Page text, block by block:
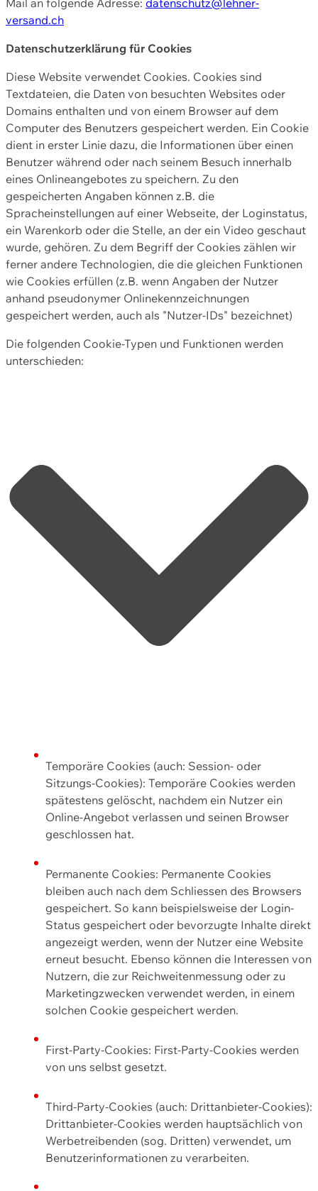
versand.ch
Datenschutzerklärung für Cookies
Diese Website verwendet Cookies. Cookies sind
Textdateien, die Daten von besuchten Websites oder
Domains enthalten und von einem Browser auf dem
Computer des Benutzers gespeichert werden. Ein Cookie
dient in erster Linie dazu, die Informationen über einen
Benutzer während oder nach seinem Besuch innerhalb
eines Onlineangebotes zu speichern. Zu den
gespeicherten Angaben können z.B. die
Spracheinstellungen auf einer Webseite, der Loginstatus,
ein Warenkorb oder die Stelle, an der ein Video geschaut
wurde, gehören. Zu dem Begriff der Cookies zählen wir
ferner andere Technologien, die die gleichen Funktionen
wie Cookies erfüllen (z.B. wenn Angaben der Nutzer
anhand pseudonymer Onlinekennzeichnungen
gespeichert werden, auch als "Nutzer-IDs" bezeichnet)
Die folgenden Cookie-Typen und Funktionen werden
unterschieden:
Temporäre Cookies (auch: Session- oder
Sitzungs-Cookies): Temporäre Cookies werden
spätestens gelöscht, nachdem ein Nutzer ein
Online-Angebot verlassen und seinen Browser
geschlossen hat.
Permanente Cookies: Permanente Cookies
bleiben auch nach dem Schliessen des Browsers
gespeichert. So kann beispielsweise der Login-
Status gespeichert oder bevorzugte Inhalte direkt
angezeigt werden, wenn der Nutzer eine Website
erneut besucht. Ebenso können die Interessen von
Nutzern, die zur Reichweitenmessung oder zu
Marketingzwecken verwendet werden, in einem
solchen Cookie gespeichert werden.
First-Party-Cookies: First-Party-Cookies werden
von uns selbst gesetzt.
Third-Party-Cookies (auch: Drittanbieter-Cookies):
Drittanbieter-Cookies werden hauptsächlich von
Werbetreibenden (sog. Dritten) verwendet, um
Benutzerinformationen zu verarbeiten.